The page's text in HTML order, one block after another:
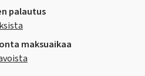
palautus
maksuaikaa